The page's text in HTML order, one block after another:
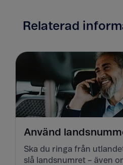
Relaterad
Använd
Ska du ringa från
slå landsnumret – även